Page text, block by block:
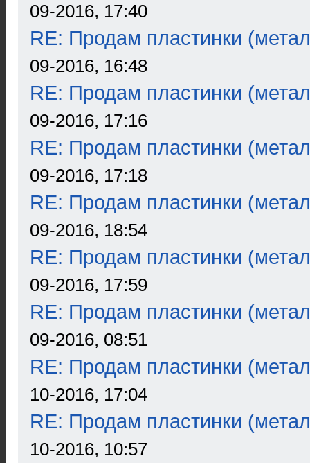
09-2016, 17:40
RE: Продам пластинки
09-2016, 16:48
RE: Продам пластинки
09-2016, 17:16
RE: Продам пластинки
09-2016, 17:18
RE: Продам пластинки
09-2016, 18:54
RE: Продам пластинки
09-2016, 17:59
RE: Продам пластинки
09-2016, 08:51
RE: Продам пластинки
10-2016, 17:04
RE: Продам пластинки
10-2016, 10:57